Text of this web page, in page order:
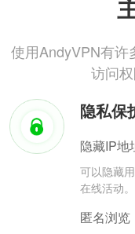
使用AndyVPN有许
访问
隐私保
隐藏IP地
可以隐藏
在线活动。
匿名浏览